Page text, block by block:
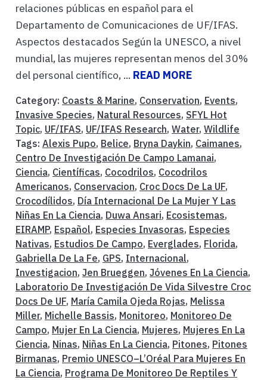
relaciones públicas en español para el
Departamento de Comunicaciones de UF/IFAS.
Aspectos destacados Según la UNESCO, a nivel
mundial, las mujeres representan menos del 30%
del personal científico, ... READ MORE
Category: Coasts & Marine, Conservation, Events,
Invasive Species, Natural Resources, SFYL Hot
Topic, UF/IFAS, UF/IFAS Research, Water, Wildlife
Tags: Alexis Pupo, Belice, Bryna Daykin, Caimanes,
Centro De Investigación De Campo Lamanai,
Ciencia, Científicas, Cocodrilos, Cocodrilos
Americanos, Conservacion, Croc Docs De La UF,
Crocodílidos, Día Internacional De La Mujer Y Las
Niñas En La Ciencia, Duwa Ansari, Ecosistemas,
EIRAMP, Español, Especies Invasoras, Especies
Nativas, Estudios De Campo, Everglades, Florida,
Gabriella De La Fe, GPS, Internacional,
Investigacion, Jen Brueggen, Jóvenes En La Ciencia,
Laboratorio De Investigación De Vida Silvestre Croc
Docs De UF, María Camila Ojeda Rojas, Melissa
Miller, Michelle Bassis, Monitoreo, Monitoreo De
Campo, Mujer En La Ciencia, Mujeres, Mujeres En La
Ciencia, Ninas, Niñas En La Ciencia, Pitones, Pitones
Birmanas, Premio UNESCO–L’Oréal Para Mujeres En
La Ciencia, Programa De Monitoreo De Reptiles Y